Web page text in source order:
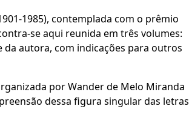
1985), contemplada com o prêmio
se aqui reunida em três volumes:
da autora, com indicações para outros
por Wander de Melo Miranda
dessa figura singular das letras